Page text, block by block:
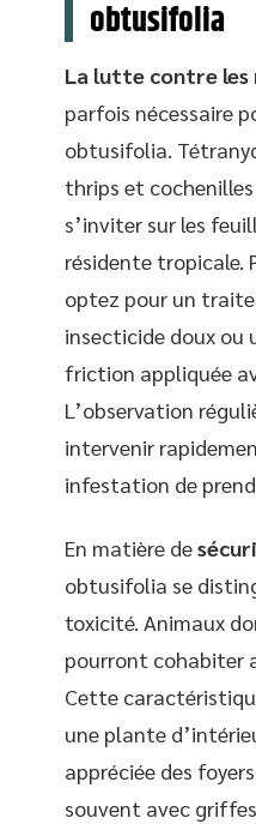
obtusifolia
La lutte contre les
parfois nécessaire
obtusifolia.
thrips et
s’inviter sur les
résidente tropicale.
optez pour un
insecticide doux ou
friction appliquée
L’observation
intervenir
infestation de
En matière de
obtusifolia se
toxicité. Animaux
pourront cohabiter
Cette
une plante
appréciée des
souvent avec